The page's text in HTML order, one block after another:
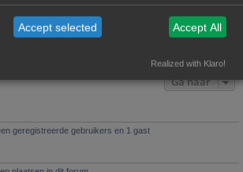
Ga naar
geregistreerde gebruikers en 1 gast
Accept selected Accept All
Realized with Klaro!